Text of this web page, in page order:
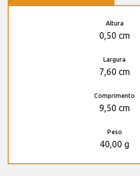
Altura
0,50 cm
Largura
7,60 cm
Comprimento
9,50 cm
Peso
40,00 g